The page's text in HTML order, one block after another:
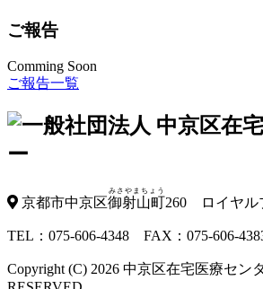
ご報告
Comming Soon
ご報告一覧
京都市中京区御射山町
みさやまちょう
260 ロイヤル
TEL：075-606-4348 FAX：075-606-
Copyright (C) 2026 中京区在宅医療セン